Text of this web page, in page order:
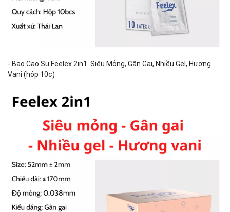
- Bao Cao Su Feelex 2in1 Siêu Mỏng, Gân Gai, Nhiều Gel, Hương
Vani (hộp 10c)